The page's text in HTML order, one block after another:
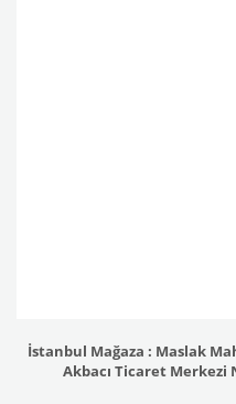
İstanbul Mağaza : Maslak
Akbacı Ticaret Merkezi